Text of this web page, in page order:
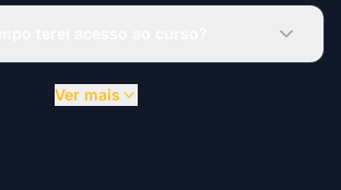
Ver mais